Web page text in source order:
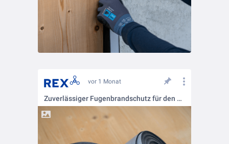
vor 1 Monat
Zuverlässiger Fugenbrandschutz für den Holzbau